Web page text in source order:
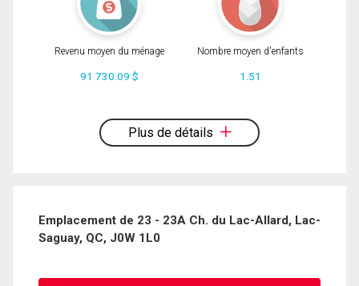
Revenu moyen du ménage
91 730.09 $
Nombre moyen d'enfants
1.51
Plus de détails
Emplacement de 23 - 23A Ch. du Lac-Allard, Lac-
Saguay, QC, J0W 1L0